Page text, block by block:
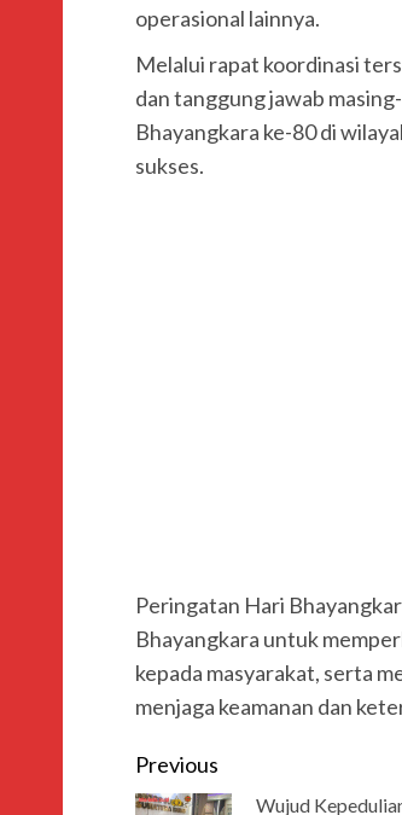
operasional lainnya.
Melalui rapat koordinasi
dan tanggung jawab
Bhayangkara ke-80 di
sukses.
Peringatan Hari
Bhayangkara untuk
kepada masyarakat, serta
menjaga keamanan dan
Previous
Wujud